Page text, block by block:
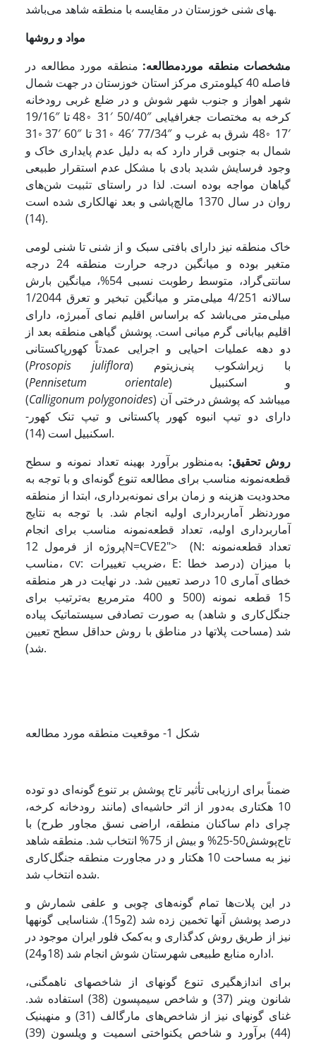
های شنی خوزستان در مقایسه با منطقه شاهد می‌باشد.
مواد و روشها
مشخصات منطقه موردمطالعه: منطقه مورد مطالعه در
فاصله 40 کیلومتری مرکز استان خوزستان در جهت شمال
شهر اهواز و جنوب شهر شوش و در ضلع غربی رودخانه
کرخه به مختصات جغرافیایی ″50/40 ′31 ◦48 تا ″19/16
′17 ◦48 شرق به غرب و ″77/34 ′46 ◦31 تا ″60 ′37 ◦31
شمال به جنوبی قرار دارد که به دلیل عدم پایداری خاک و
وجود فرسایش شدید بادی با مشکل عدم استقرار طبیعی
گیاهان مواجه بوده است. لذا در راستای تثبیت شن‌های
روان در سال 1370 مالچ‌پاشی و بعد نهالکاری شده است
(14).
خاک منطقه نیز دارای بافتی سبک و از شنی تا شنی لومی
متغیر بوده و میانگین درجه حرارت منطقه 24 درجه
سانتی‌گراد، متوسط رطوبت نسبی 54%، میانگین بارش
سالانه 4/251 میلی‌متر و میانگین تبخیر و تعرق 1/2044
میلی‌متر می‌باشد که براساس اقلیم نمای آمبرژه، دارای
اقلیم بیابانی گرم میانی است. پوشش گیاهی منطقه بعد از
دو دهه عملیات احیایی و اجرایی عمدتاً ‌کهورپاکستانی
(Prosopis juliflora) با زیراشکوب ‌پنی‌زیتوم
(Pennisetum orientale) و اسکنبیل
(Calligonum polygonoides) می­باشد که پوشش درختی آن
دارای دو تیپ انبوه کهور پاکستانی و تیپ تنک کهور-
اسکنبیل است (14).
روش تحقیق: به‌منظور برآورد بهینه تعداد نمونه و سطح
قطعه‌نمونه مناسب برای مطالعه تنوع گونه‌ای و با توجه به
محدودیت هزینه و زمان برای نمونه‌برداری، ابتدا از منطقه
موردنظر آماربرداری اولیه انجام شد. با توجه به نتایج
آماربرداری اولیه، تعداد قطعه‌نمونه مناسب برای انجام
پروژه از فرمول 12N=CVE2"> (N: تعداد قطعه‌نمونه
مناسب، cv: ضریب تغییرات، E: درصد خطا) با میزان
خطای آماری 10 درصد تعیین شد. در نهایت در هر منطقه
15 قطعه نمونه (500 و 400 مترمربع به‌ترتیب برای
جنگل‌کاری و شاهد) به صورت تصادفی سیستماتیک پیاده
شد (مساحت پلاتها در مناطق با روش حداقل سطح تعیین
شد).
شکل 1- موقعیت منطقه مورد مطالعه
ضمناً برای ارزیابی تأثیر تاج پوشش بر تنوع گونه‌ای دو توده
10 هکتاری به‌دور از اثر حاشیه‌ای (مانند رودخانه کرخه،
چرای دام ساکنان منطقه، اراضی نسق مجاور طرح) با
تاج‌پوشش50-25% و بیش از 75% انتخاب شد. منطقه شاهد
نیز به مساحت 10 هکتار و در مجاورت منطقه جنگل‌‌کاری
شده انتخاب شد.
در این پلات‌ها تمام گونه‌های چوبی و علفی شمارش و
درصد پوشش آنها تخمین زده شد (2و15). شناسایی گونه­ها
نیز از طریق روش کدگذاری و به‌کمک فلور ایران موجود در
اداره منابع طبیعی شهرستان شوش انجام شد (18و24).
برای اندازه­گیری تنوع گونه­ای از شاخص­های ناهمگنی،
شانون وینر (37) و شاخص سیمپسون (38) استفاده شد.
غنای گونه­ای نیز از شاخص‌های مارگالف (31) و منهینیک
(44) برآورد و شاخص یکنواختی اسمیت و ویلسون (39)